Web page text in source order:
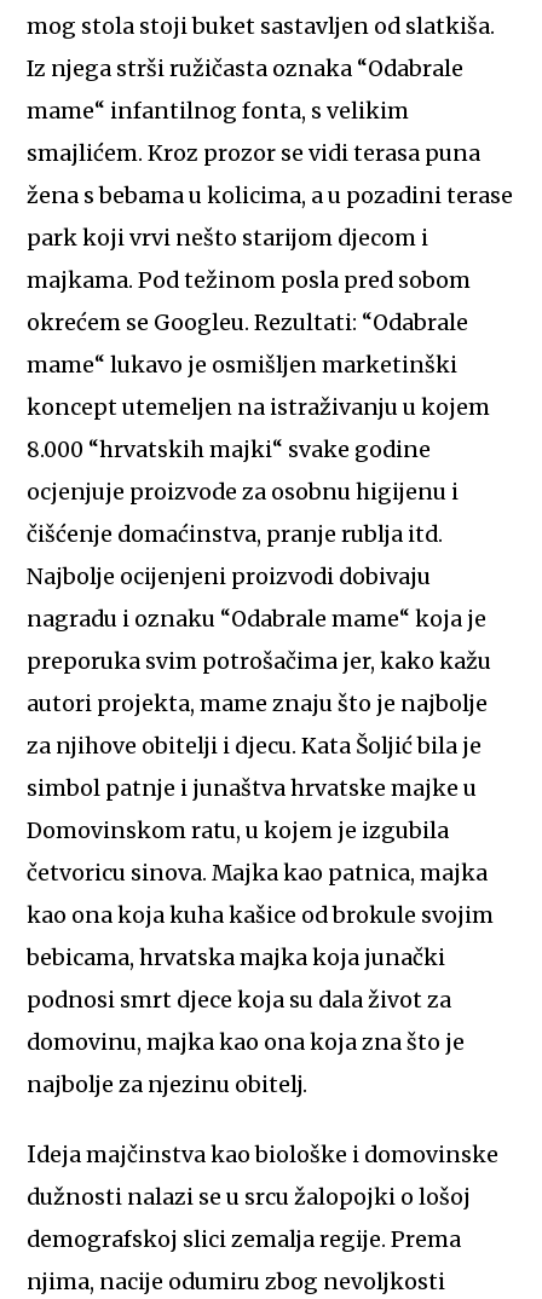
mog stola stoji buket sastavljen od slatkiša.
Iz njega strši ružičasta oznaka “Odabrale
mame“ infantilnog fonta, s velikim
smajlićem. Kroz prozor se vidi terasa puna
žena s bebama u kolicima, a u pozadini terase
park koji vrvi nešto starijom djecom i
majkama. Pod težinom posla pred sobom
okrećem se Googleu. Rezultati: “Odabrale
mame“ lukavo je osmišljen marketinški
koncept utemeljen na istraživanju u kojem
8.000 “hrvatskih majki“ svake godine
ocjenjuje proizvode za osobnu higijenu i
čišćenje domaćinstva, pranje rublja itd.
Najbolje ocijenjeni proizvodi dobivaju
nagradu i oznaku “Odabrale mame“ koja je
preporuka svim potrošačima jer, kako kažu
autori projekta, mame znaju što je najbolje
za njihove obitelji i djecu. Kata Šoljić bila je
simbol patnje i junaštva hrvatske majke u
Domovinskom ratu, u kojem je izgubila
četvoricu sinova. Majka kao patnica, majka
kao ona koja kuha kašice od brokule svojim
bebicama, hrvatska majka koja junački
podnosi smrt djece koja su dala život za
domovinu, majka kao ona koja zna što je
najbolje za njezinu obitelj.
Ideja majčinstva kao biološke i domovinske
dužnosti nalazi se u srcu žalopojki o lošoj
demografskoj slici zemalja regije. Prema
njima, nacije odumiru zbog nevoljkosti